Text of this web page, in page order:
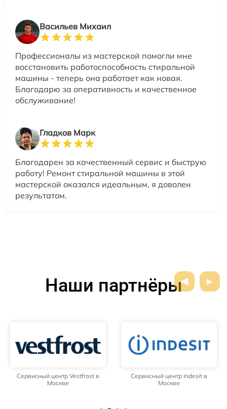
Васильев Михаил
Профессионалы из мастерской помогли мне
восстановить работоспособность стиральной
машины - теперь она работает как новая.
Благодарю за оперативность и качественное
обслуживание!
Гладков Марк
Благодарен за качественный сервис и быструю
работу! Ремонт стиральной машины в этой
мастерской оказался идеальным, я доволен
результатом.
Наши партнёры
Сервисный центр Vestfrost в
Москве
Сервисный центр Indesit в
Москве